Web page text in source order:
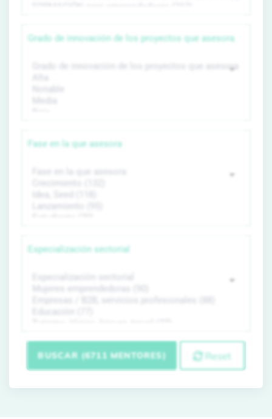
Grado de innovación de los proyectos que asesora
Fase en la que asesora
Especialización sectorial
BUSCAR (6711 MENTORES) Reset